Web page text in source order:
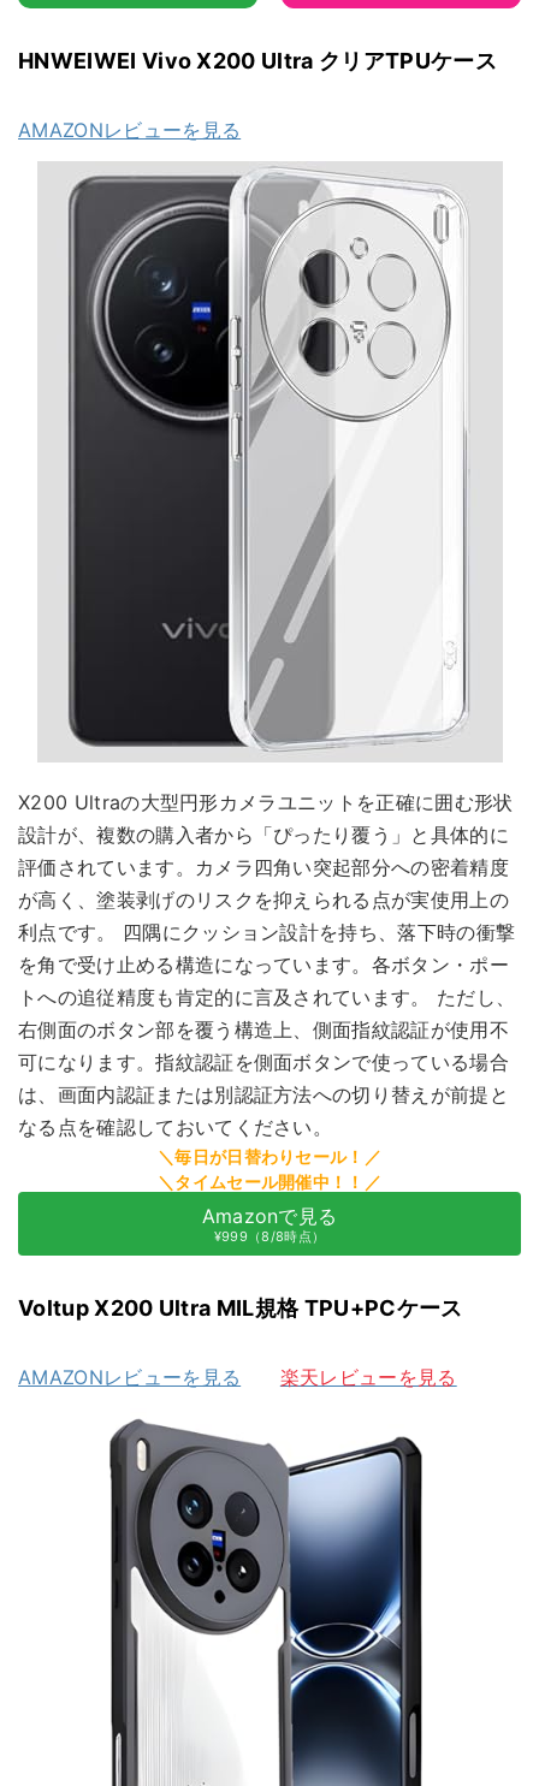
HNWEIWEI Vivo X200 Ultra クリアTPUケース
AMAZONレビューを見る
X200 Ultraの大型円形カメラユニットを正確に囲む形状
設計が、複数の購入者から「ぴったり覆う」と具体的に
評価されています。カメラ四角い突起部分への密着精度
が高く、塗装剥げのリスクを抑えられる点が実使用上の
利点です。 四隅にクッション設計を持ち、落下時の衝撃
を角で受け止める構造になっています。各ボタン・ポー
トへの追従精度も肯定的に言及されています。 ただし、
右側面のボタン部を覆う構造上、側面指紋認証が使用不
可になります。指紋認証を側面ボタンで使っている場合
は、画面内認証または別認証方法への切り替えが前提と
なる点を確認しておいてください。
Amazonで見る
¥999（8/8時点）
Voltup X200 Ultra MIL規格 TPU+PCケース
AMAZONレビューを見る 楽天レビューを見る